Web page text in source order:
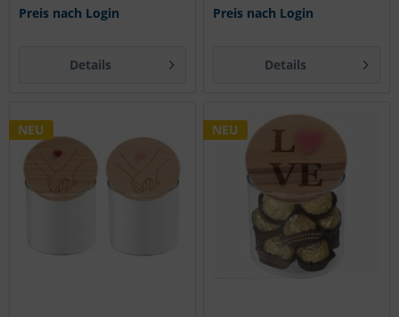
Preis nach Login
Details
Preis nach Login
Details
NEU NEU